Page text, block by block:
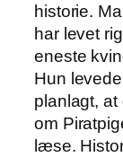
historie.
har levet
eneste
Hun
planlagt,
om
læse.